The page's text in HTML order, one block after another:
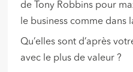
de Tony Robbins pour
le business comme dans
Qu’elles sont d’après
avec le plus de valeur ?